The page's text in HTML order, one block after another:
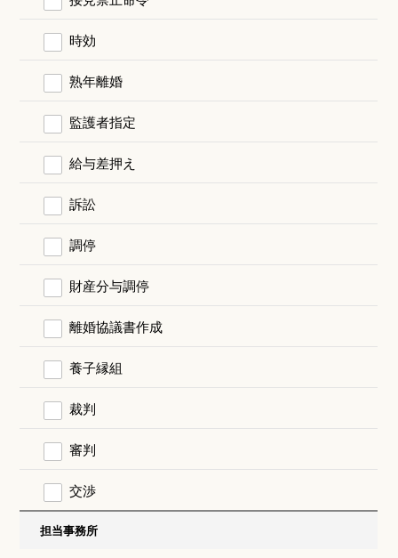
時効
熟年離婚
監護者指定
給与差押え
訴訟
調停
財産分与調停
離婚協議書作成
養子縁組
裁判
審判
交渉
担当事務所